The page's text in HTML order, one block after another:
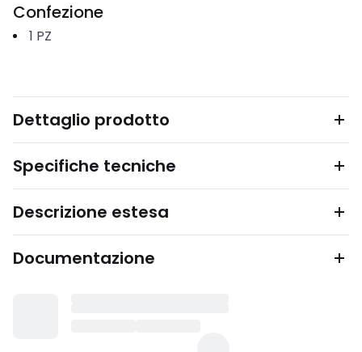
Confezione
1 PZ
Dettaglio prodotto
Specifiche tecniche
Descrizione estesa
Documentazione